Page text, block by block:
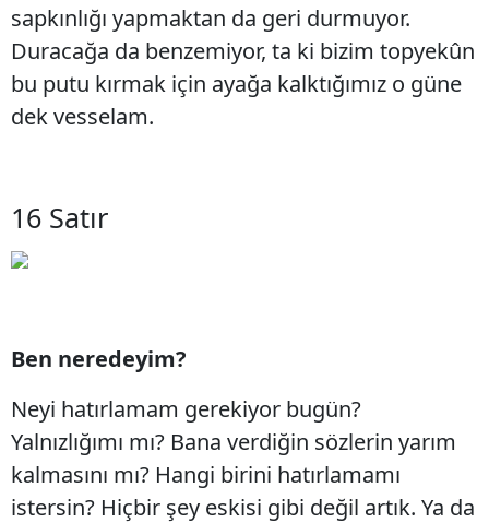
sapkınlığı yapmaktan da geri durmuyor.
Duracağa da benzemiyor, ta ki bizim topyekûn
bu putu kırmak için ayağa kalktığımız o güne
dek vesselam.
16 Satır
Ben neredeyim?
Neyi hatırlamam gerekiyor bugün?
Yalnızlığımı mı? Bana verdiğin sözlerin yarım
kalmasını mı? Hangi birini hatırlamamı
istersin? Hiçbir şey eskisi gibi değil artık. Ya da